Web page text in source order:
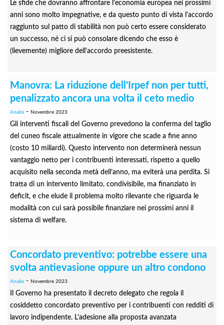
Le sfide che dovranno affrontare l'economia europea nei prossimi
anni sono molto impegnative, e da questo punto di vista l'accordo
raggiunto sul patto di stabilità non può certo essere considerato
un successo, né ci si può consolare dicendo che esso è
(lievemente) migliore dell'accordo preesistente.
Manovra: La riduzione dell'Irpef non per tutti,
penalizzato ancora una volta il ceto medio
Analisi - Novembre 2023
Gli interventi fiscali del Governo prevedono la conferma del taglio
del cuneo fiscale attualmente in vigore che scade a fine anno
(costo 10 miliardi). Questo intervento non determinerà nessun
vantaggio netto per i contribuenti interessati, rispetto a quello
acquisito nella seconda metà dell’anno, ma eviterà una perdita. Si
tratta di un intervento limitato, condivisibile, ma finanziato in
deficit, e che elude il problema molto rilevante che riguarda le
modalità con cui sarà possibile finanziare nei prossimi anni il
sistema di welfare.
Concordato preventivo: potrebbe essere una
svolta antievasione oppure un altro condono
Analisi - Novembre 2023
Il Governo ha presentato il decreto delegato che regola il
cosiddetto concordato preventivo per i contribuenti con redditi di
lavoro indipendente. L’adesione alla proposta avanzata